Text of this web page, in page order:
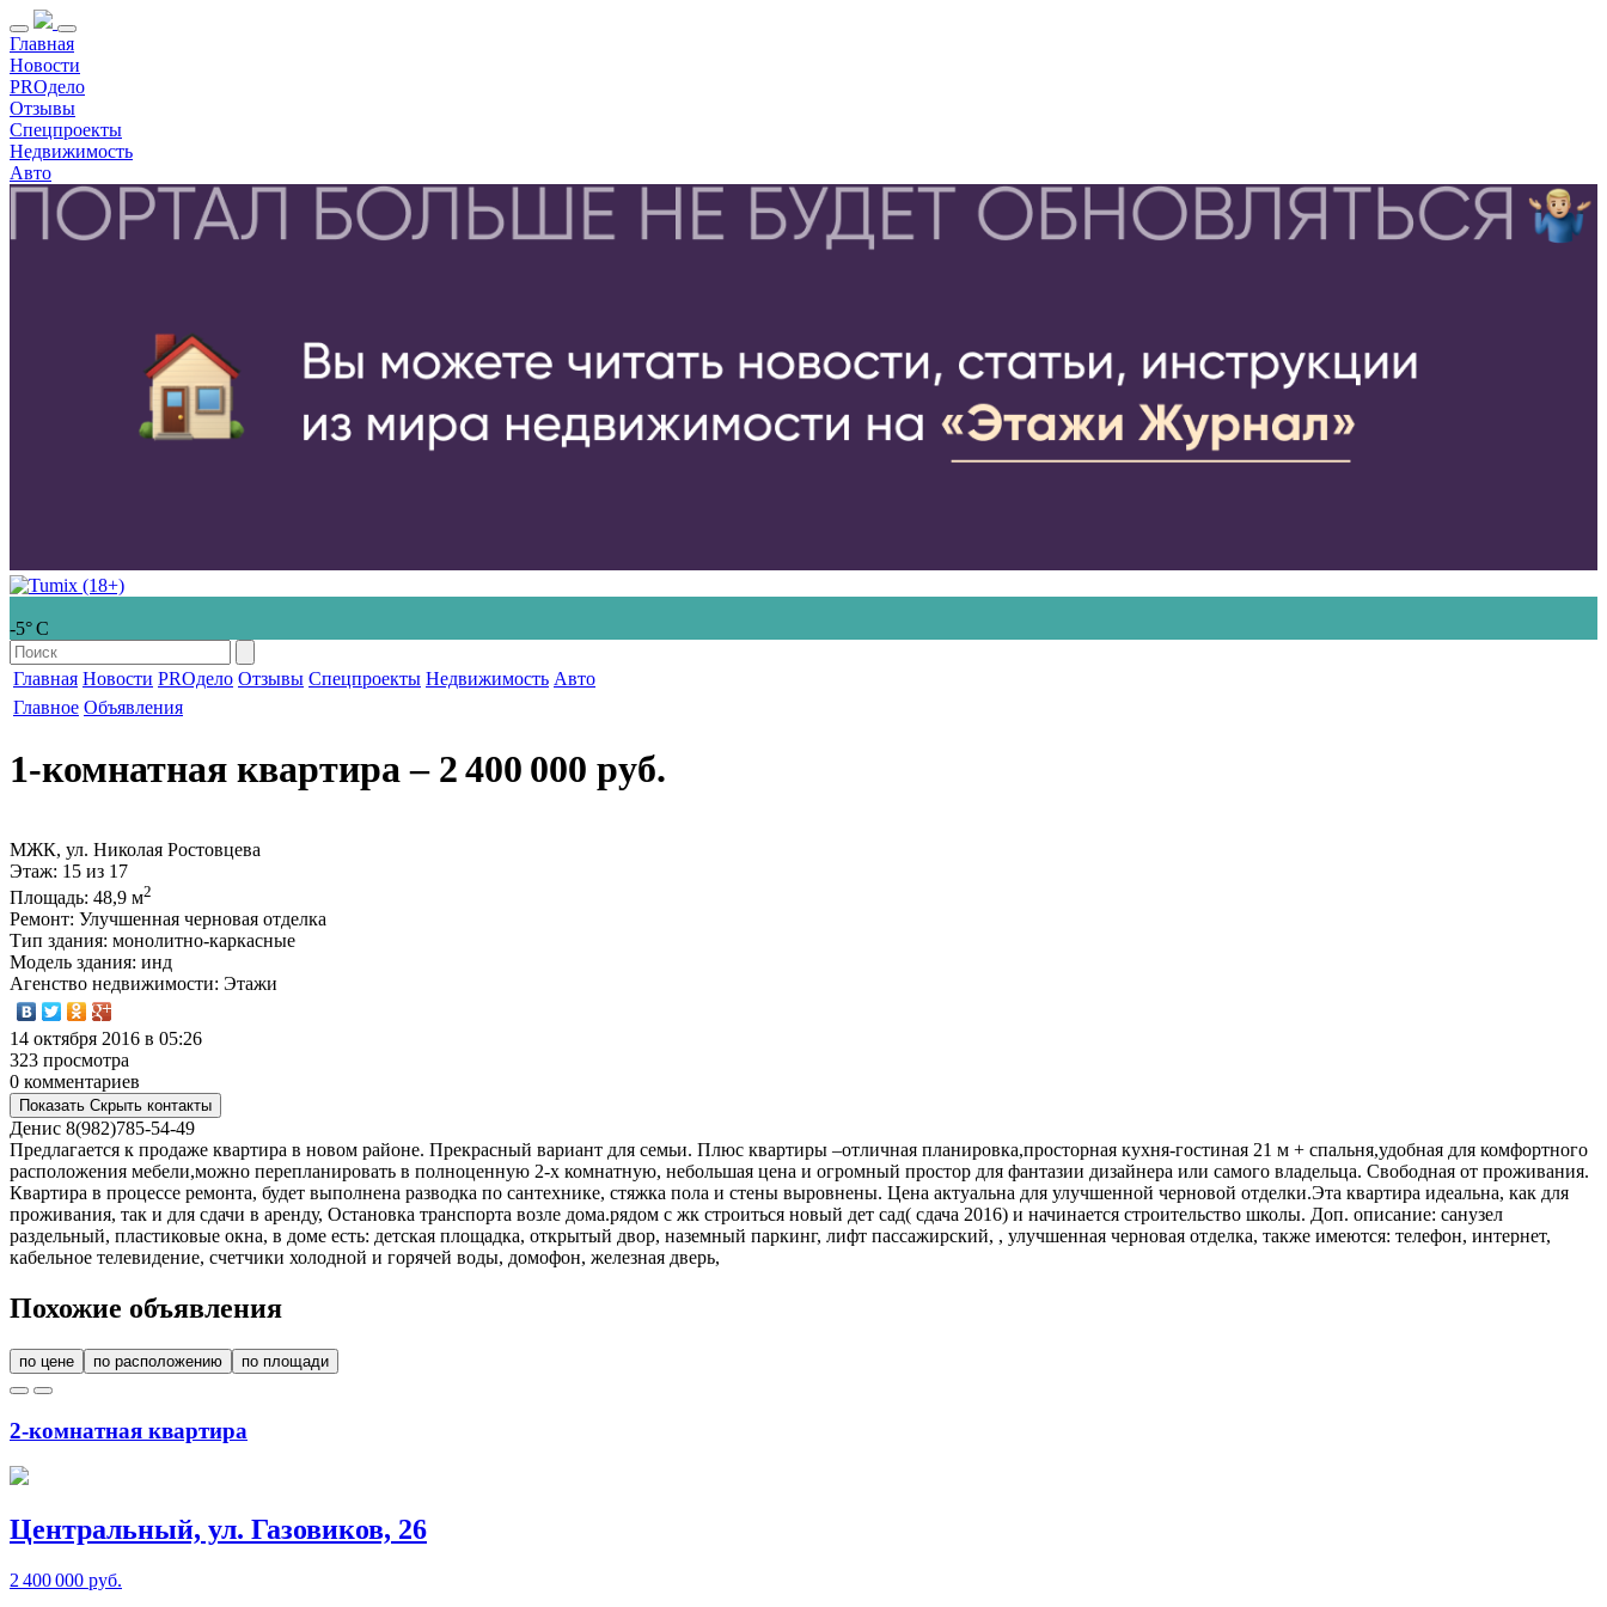
Главная
Новости
PROдело
Отзывы
Спецпроекты
Недвижимость
Авто
-5° С
Главная Новости PROдело Отзывы Спецпроекты Недвижимость Авто
Главное Объявления
1-комнатная квартира‒ 2 400 000 руб.
МЖК, ул. Николая Ростовцева
Этаж: 15 из 17
Площадь: 48,9 м2
Ремонт: Улучшенная черновая отделка
Тип здания: монолитно-каркасные
Модель здания: инд
Агенство недвижимости: Этажи
14 октября 2016 в 05:26
323 просмотра
0 комментариев
Показать Скрыть контакты
Денис 8(982)785-54-49
Предлагается к продаже квартира в новом районе. Прекрасный вариант для семьи. Плюс квартиры –отличная планировка,просторная кухня-гостиная 21 м + спальня,удобная для комфортного
расположения мебели,можно перепланировать в полноценную 2-х комнатную, небольшая цена и огромный простор для фантазии дизайнера или самого владельца. Свободная от проживания.
Квартира в процессе ремонта, будет выполнена разводка по сантехнике, стяжка пола и стены выровнены. Цена актуальна для улучшенной черновой отделки.Эта квартира идеальна, как для
проживания, так и для сдачи в аренду, Остановка транспорта возле дома.рядом с жк строиться новый дет сад( сдача 2016) и начинается строительство школы. Доп. описание: санузел
раздельный, пластиковые окна, в доме есть: детская площадка, открытый двор, наземный паркинг, лифт пассажирский, , улучшенная черновая отделка, также имеются: телефон, интернет,
кабельное телевидение, счетчики холодной и горячей воды, домофон, железная дверь,
Похожие объявления
по цене по расположению по площади
2-комнатная квартира
Центральный, ул. Газовиков, 26
2 400 000 руб.